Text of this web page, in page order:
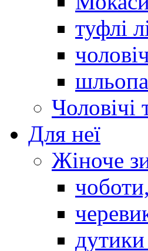
туфлі
Чоловічі
Для неї
Жіноче
дутики